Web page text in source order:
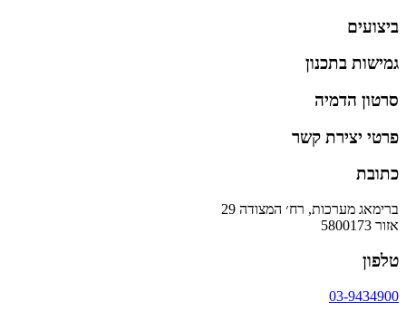
ביצועים
גמישות בתכנון
סרטון הדמיה
פרטי יצירת קשר
כתובת
ברימאג מערכות, רח׳ המצודה 29
אזור 5800173
טלפון
03-9434900